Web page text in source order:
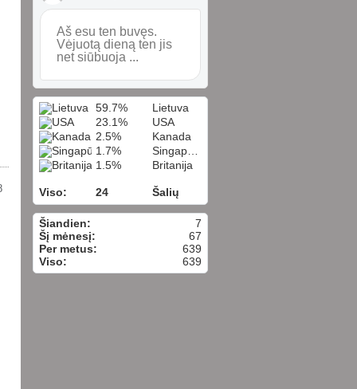
Aš esu ten buvęs.
Vėjuotą dieną ten jis
net siūbuoja ...
59.7%
Lietuva
23.1%
USA
2.5%
Kanada
1.7%
Singapūras
1.5%
Britanija
Viso: 24 Šalių
Šiandien:
7
Šį mėnesį:
67
Per metus:
639
Viso:
639